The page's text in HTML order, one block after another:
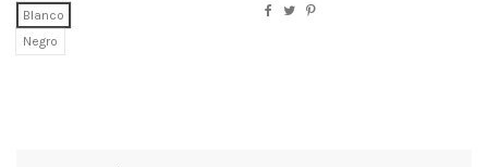
Blanco
Negro